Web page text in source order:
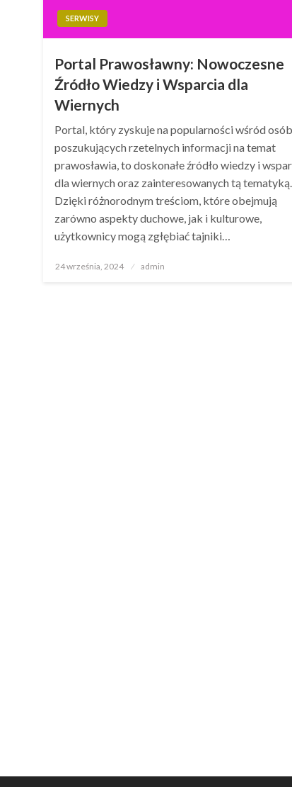
SERWISY
Portal Prawosławny: Nowoczesne
Źródło Wiedzy i Wsparcia dla
Wiernych
Portal, który zyskuje na popularności wśród osób
poszukujących rzetelnych informacji na temat
prawosławia, to doskonałe źródło wiedzy i
dla wiernych oraz zainteresowanych tą tematyką.
Dzięki różnorodnym treściom, które obejmują
zarówno aspekty duchowe, jak i kulturowe,
użytkownicy mogą zgłębiać tajniki…
Opublikowane
24 września, 2024 admin